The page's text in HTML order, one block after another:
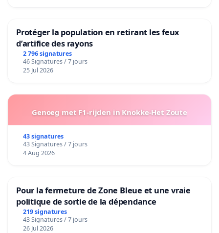
Protéger la population en retirant les feux
d’artifice des rayons
2 796 signatures
46 Signatures / 7 jours
25 Jul 2026
Genoeg met F1-rijden in Knokke-Het Zoute
43 signatures
43 Signatures / 7 jours
4 Aug 2026
Pour la fermeture de Zone Bleue et une vraie
politique de sortie de la dépendance
219 signatures
43 Signatures / 7 jours
26 Jul 2026